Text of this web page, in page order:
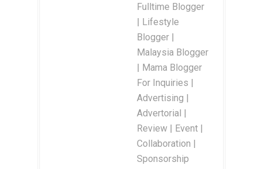
Fulltime Blogger
| Lifestyle
Blogger |
Malaysia Blogger
| Mama Blogger
For Inquiries |
Advertising |
Advertorial |
Review | Event |
Collaboration |
Sponsorship